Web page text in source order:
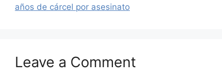
años de cárcel por asesinato
Leave a Comment